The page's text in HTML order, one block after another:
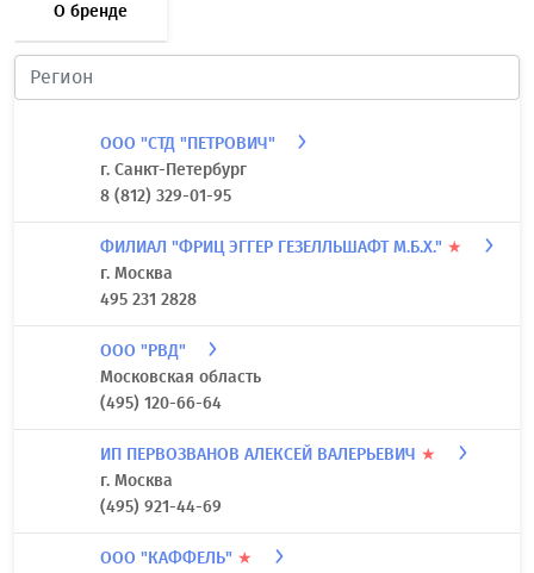
О бренде
ООО "СТД "ПЕТРОВИЧ"
г. Санкт-Петербург
8 (812) 329-01-95
ФИЛИАЛ "ФРИЦ ЭГГЕР ГЕЗЕЛЛЬШАФТ М.Б.Х." ★
г. Москва
495 231 2828
ООО "РВД"
Московская область
(495) 120-66-64
ИП ПЕРВОЗВАНОВ АЛЕКСЕЙ ВАЛЕРЬЕВИЧ ★
г. Москва
(495) 921-44-69
ООО "КАФФЕЛЬ" ★